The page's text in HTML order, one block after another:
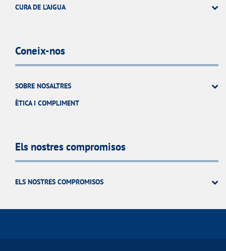
CURA DE L'AIGUA
Coneix-nos
SOBRE NOSALTRES
ÈTICA I COMPLIMENT
Els nostres compromisos
ELS NOSTRES COMPROMISOS